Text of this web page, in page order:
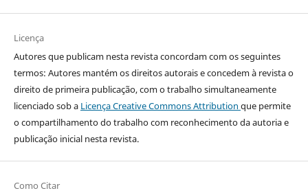
Licença
Autores que publicam nesta revista concordam com os seguintes
termos: Autores mantém os direitos autorais e concedem à revista o
direito de primeira publicação, com o trabalho simultaneamente
licenciado sob a Licença Creative Commons Attribution que permite
o compartilhamento do trabalho com reconhecimento da autoria e
publicação inicial nesta revista.
Como Citar